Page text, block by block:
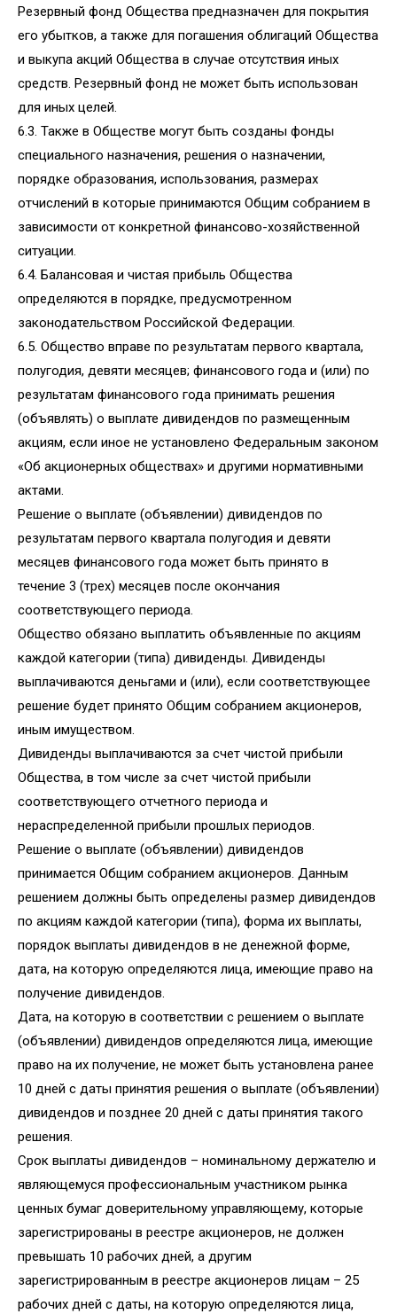
Резервный фонд Общества предназначен для покрытия
его убытков, а также для погашения облигаций Общества
и выкупа акций Общества в случае отсутствия иных
средств. Резервный фонд не может быть использован
для иных целей.
6.3. Также в Обществе могут быть созданы фонды
специального назначения, решения о назначении,
порядке образования, использования, размерах
отчислений в которые принимаются Общим собранием в
зависимости от конкретной финансово-хозяйственной
ситуации.
6.4. Балансовая и чистая прибыль Общества
определяются в порядке, предусмотренном
законодательством Российской Федерации.
6.5. Общество вправе по результатам первого квартала,
полугодия, девяти месяцев; финансового года и (или) по
результатам финансового года принимать решения
(объявлять) о выплате дивидендов по размещенным
акциям, если иное не установлено Федеральным законом
«Об акционерных обществах» и другими нормативными
актами.
Решение о выплате (объявлении) дивидендов по
результатам первого квартала полугодия и девяти
месяцев финансового года может быть принято в
течение 3 (трех) месяцев после окончания
соответствующего периода.
Общество обязано выплатить объявленные по акциям
каждой категории (типа) дивиденды. Дивиденды
выплачиваются деньгами и (или), если соответствующее
решение будет принято Общим собранием акционеров,
иным имуществом.
Дивиденды выплачиваются за счет чистой прибыли
Общества, в том числе за счет чистой прибыли
соответствующего отчетного периода и
нераспределенной прибыли прошлых периодов.
Решение о выплате (объявлении) дивидендов
принимается Общим собранием акционеров. Данным
решением должны быть определены размер дивидендов
по акциям каждой категории (типа), форма их выплаты,
порядок выплаты дивидендов в не денежной форме,
дата, на которую определяются лица, имеющие право на
получение дивидендов.
Дата, на которую в соответствии с решением о выплате
(объявлении) дивидендов определяются лица, имеющие
право на их получение, не может быть установлена ранее
10 дней с даты принятия решения о выплате (объявлении)
дивидендов и позднее 20 дней с даты принятия такого
решения.
Срок выплаты дивидендов – номинальному держателю и
являющемуся профессиональным участником рынка
ценных бумаг доверительному управляющему, которые
зарегистрированы в реестре акционеров, не должен
превышать 10 рабочих дней, а другим
зарегистрированным в реестре акционеров лицам – 25
рабочих дней с даты, на которую определяются лица,